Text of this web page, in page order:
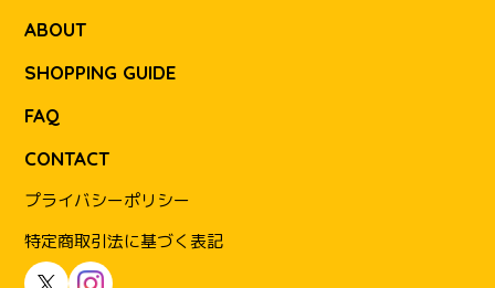
ABOUT
SHOPPING GUIDE
FAQ
CONTACT
プライバシーポリシー
特定商取引法に基づく表記